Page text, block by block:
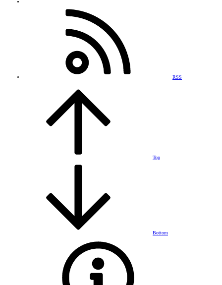
RSS
Top
Bottom